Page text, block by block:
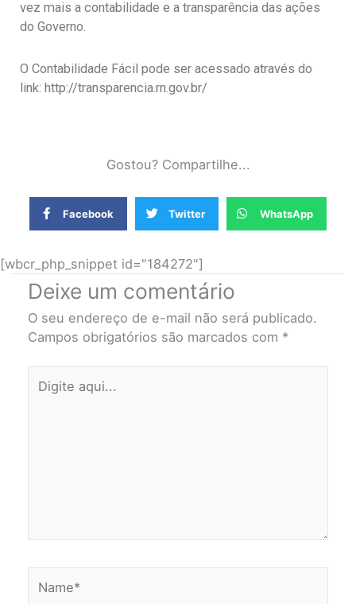
vez mais a contabilidade e a transparência das ações
do Governo.
O Contabilidade Fácil pode ser acessado através do
link: http://transparencia.rn.gov.br/
Gostou? Compartilhe...
Facebook Twitter WhatsApp
[wbcr_php_snippet id="184272"]
Deixe um comentário
O seu endereço de e-mail não será publicado.
Campos obrigatórios são marcados com *
aqui...